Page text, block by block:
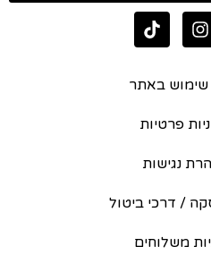
שימוש באתר
פרטיות
נגישות
/ דרכי ביטול
משלוחים